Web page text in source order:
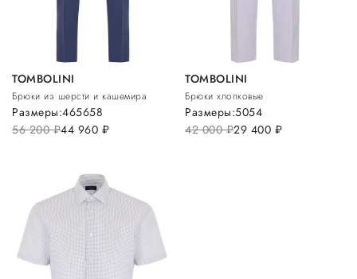
TOMBOLINI
Брюки из шерсти и кашемира
56 200руб.44 960 руб.
Размеры:465658
TOMBOLINI
Брюки хлопковые
42 000руб.29 400 руб.
Размеры:5054